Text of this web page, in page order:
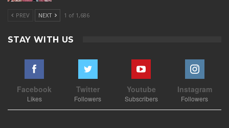
PREV NEXT 1 of 1,686
STAY WITH US
Facebook
Likes
Twitter
Followers
Youtube
Subscribers
Instagram
Followers